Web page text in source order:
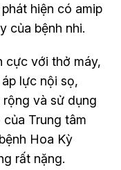
hiện có amip
của bệnh nhi.
cực với thở máy,
lực nội sọ,
và sử dụng
Trung tâm
Hoa Kỳ
rất nặng.